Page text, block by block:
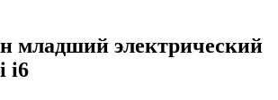
младший электрический
i6